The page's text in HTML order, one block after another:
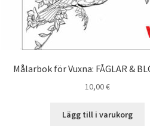
Målarbok för Vuxna: FÅGLAR &
10,00€
Lägg till i varukorg